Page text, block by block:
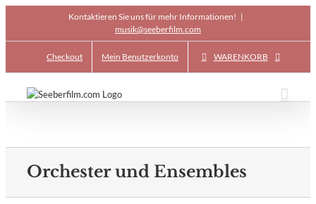
content
Kontaktieren Sie uns für mehr Informationen! |
musik@seeberfilm.com
Checkout Mein Benutzerkonto WARENKORB
Orchester und Ensembles